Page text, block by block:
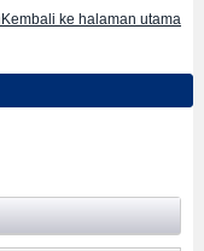
ke halaman utama